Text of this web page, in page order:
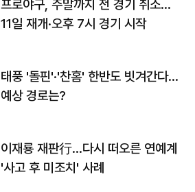
프로야구, 주말까지 전 경기 취소…
11일 재개·오후 7시 경기 시작
태풍 '돌핀'·'찬홈' 한반도 빗겨간다…
예상 경로는?
이재룡 재판行…다시 떠오른 연예계
'사고 후 미조치' 사례